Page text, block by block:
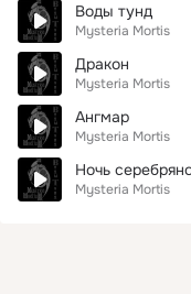
Воды тунд
Mysteria Mortis
Дракон
Mysteria Mortis
Ангмар
Mysteria Mortis
Ночь
Mysteria Mortis